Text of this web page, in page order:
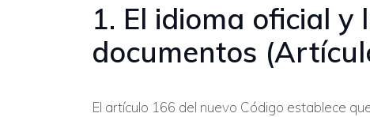
1. El idioma oficial
documentos
El artículo 166 del nuevo Código establece